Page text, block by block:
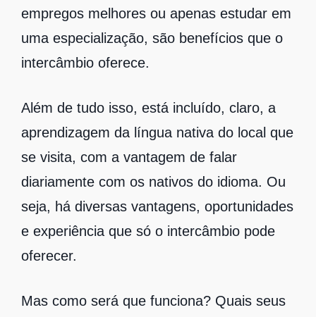
empregos melhores ou apenas estudar em
uma especialização, são benefícios que o
intercâmbio oferece.
Além de tudo isso, está incluído, claro, a
aprendizagem da língua nativa do local que
se visita, com a vantagem de falar
diariamente com os nativos do idioma. Ou
seja, há diversas vantagens, oportunidades
e experiência que só o intercâmbio pode
oferecer.
Mas como será que funciona? Quais seus